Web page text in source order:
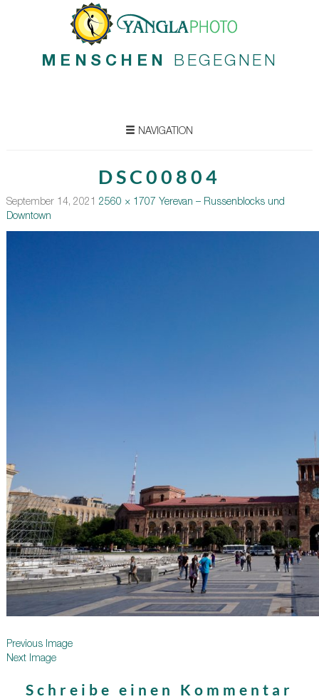
MENSCHEN BEGEGNEN
NAVIGATION
DSC00804
September 14, 2021 2560 × 1707
Yerevan – Russenblocks und
Downtown
Previous Image
Next Image
Schreibe einen Kommentar